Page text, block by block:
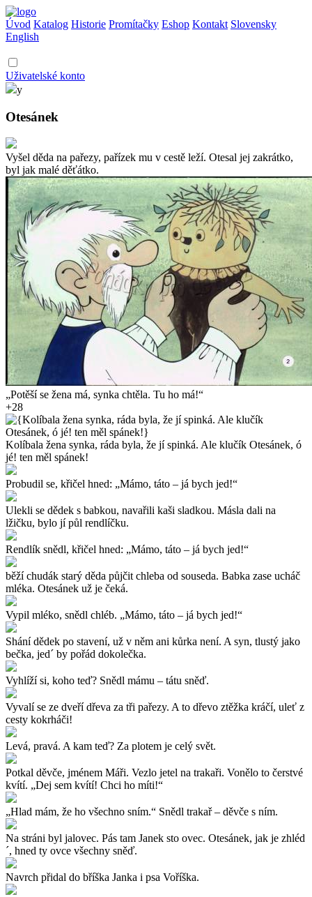
Úvod Katalog Historie Promítačky Eshop Kontakt Slovensky
English
Uživatelské konto
y
Otesánek
Vyšel děda na pařezy, pařízek mu v cestě leží. Otesal jej zakrátko,
byl jak malé děťátko.
„Potěší se žena má, synka chtěla. Tu ho má!“
+28
Kolíbala žena synka, ráda byla, že jí spinká. Ale klučík Otesánek, ó
jé! ten měl spánek!
Probudil se, křičel hned: „Mámo, táto – já bych jed!“
Ulekli se dědek s babkou, navařili kaši sladkou. Másla dali na
lžičku, bylo jí půl rendlíčku.
Rendlík snědl, křičel hned: „Mámo, táto – já bych jed!“
běží chudák starý děda půjčit chleba od souseda. Babka zase ucháč
mléka. Otesánek už je čeká.
Vypil mléko, snědl chléb. „Mámo, táto – já bych jed!“
Shání dědek po stavení, už v něm ani kůrka není. A syn, tlustý jako
bečka, jed´ by pořád dokolečka.
Vyhlíží si, koho teď? Snědl mámu – tátu sněď.
Vyvalí se ze dveří dřeva za tři pařezy. A to dřevo ztěžka kráčí, uleť z
cesty kokrháči!
Levá, pravá. A kam teď? Za plotem je celý svět.
Potkal děvče, jménem Máři. Vezlo jetel na trakaři. Vonělo to čerstvé
kvítí. „Dej sem kvítí! Chci ho míti!“
„Hlad mám, že ho všechno sním.“ Snědl trakař – děvče s ním.
Na stráni byl jalovec. Pás tam Janek sto ovec. Otesánek, jak je zhléd
´, hned ty ovce všechny sněď.
Navrch přidal do bříška Janka i psa Voříška.